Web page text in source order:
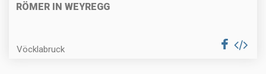
RÖMER IN WEYREGG
Vöcklabruck